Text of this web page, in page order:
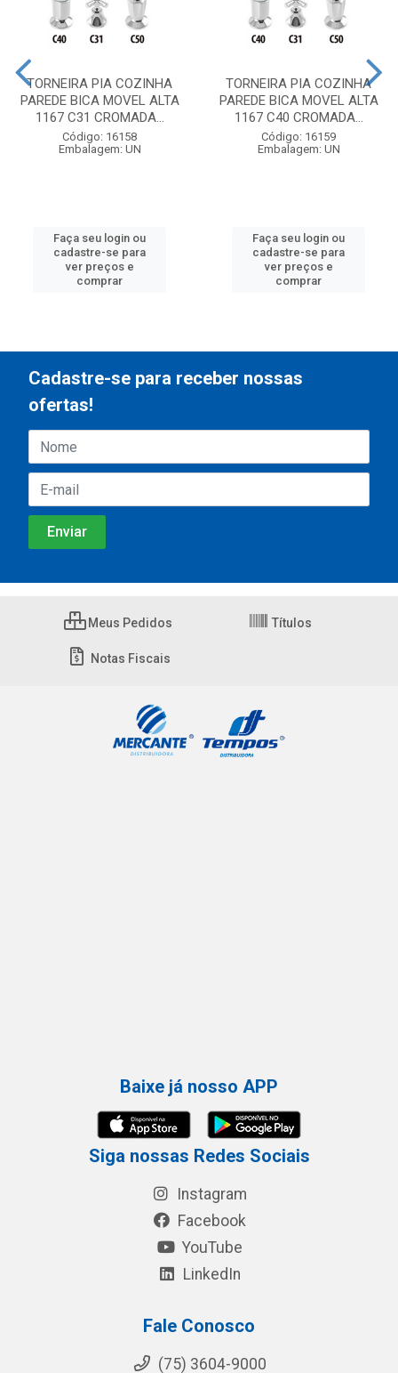
TORNEIRA PIA COZINHA
PAREDE BICA MOVEL ALTA
1167 C31 CROMADA...
Código: 16158
Embalagem: UN
Faça seu login ou
cadastre-se para
ver preços e
comprar
TORNEIRA PIA COZINHA
PAREDE BICA MOVEL ALTA
1167 C40 CROMADA...
Código: 16159
Embalagem: UN
Faça seu login ou
cadastre-se para
ver preços e
comprar
Cadastre-se para receber nossas
ofertas!
Meus Pedidos Títulos
Notas Fiscais
Baixe já nosso APP
Siga nossas Redes Sociais
Instagram
Facebook
YouTube
LinkedIn
Fale Conosco
(75) 3604-9000